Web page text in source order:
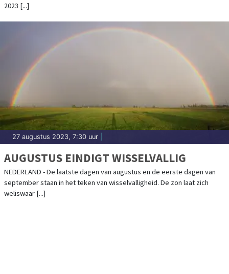
2023 [...]
27 augustus 2023, 7:30 uur
AUGUSTUS EINDIGT WISSELVALLIG
NEDERLAND - De laatste dagen van augustus en de eerste dagen van
september staan in het teken van wisselvalligheid. De zon laat zich
weliswaar [...]